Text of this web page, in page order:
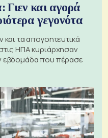
Γιεν και αγορά
γεγονότα
τα απογοητευτικά
ΗΠΑ κυριάρχησαν
εβδομάδα που πέρασε